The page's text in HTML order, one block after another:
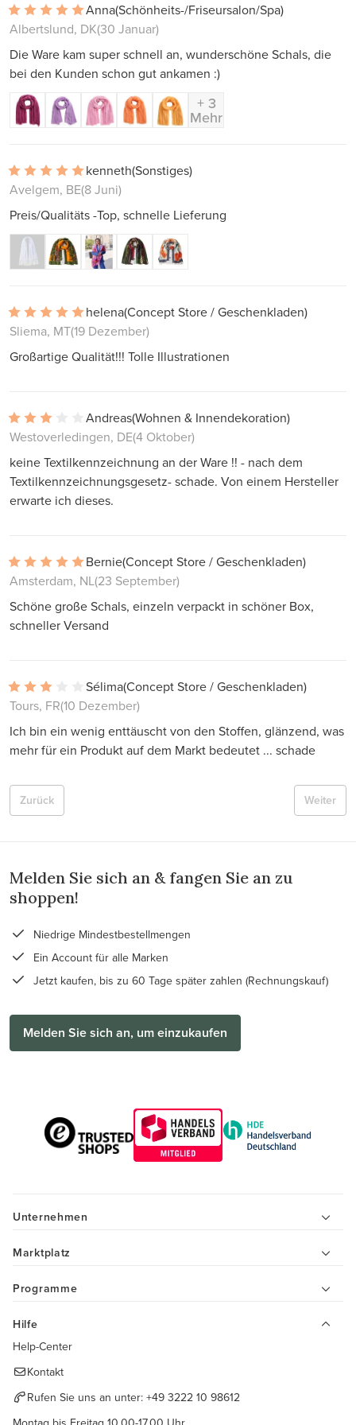
Anna(Schönheits-/Friseursalon/Spa)
Albertslund, DK(30 Januar)
Die Ware kam super schnell an, wunderschöne Schals, die
bei den Kunden schon gut ankamen :)
+ 3
Mehr
kenneth(Sonstiges)
Avelgem, BE(8 Juni)
Preis/Qualitäts -Top, schnelle Lieferung
helena(Concept Store / Geschenkladen)
Sliema, MT(19 Dezember)
Großartige Qualität!!! Tolle Illustrationen
Andreas(Wohnen & Innendekoration)
Westoverledingen, DE(4 Oktober)
keine Textilkennzeichnung an der Ware !! - nach dem
Textilkennzeichnungsgesetz- schade. Von einem Hersteller
erwarte ich dieses.
Bernie(Concept Store / Geschenkladen)
Amsterdam, NL(23 September)
Schöne große Schals, einzeln verpackt in schöner Box,
schneller Versand
Sélima(Concept Store / Geschenkladen)
Tours, FR(10 Dezember)
Ich bin ein wenig enttäuscht von den Stoffen, glänzend, was
mehr für ein Produkt auf dem Markt bedeutet ... schade
Weiter
Zurück
Melden Sie sich an & fangen Sie an zu
shoppen!
Niedrige Mindestbestellmengen
Ein Account für alle Marken
Jetzt kaufen, bis zu 60 Tage später zahlen (Rechnungskauf)
Melden Sie sich an, um einzukaufen
Unternehmen
Marktplatz
Programme
Hilfe
Help-Center
Kontakt
Rufen Sie uns an unter: +49 3222 10 98612